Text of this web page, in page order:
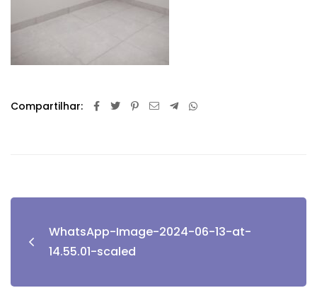
Compartilhar:
WhatsApp-Image-2024-06-13-at-
14.55.01-scaled